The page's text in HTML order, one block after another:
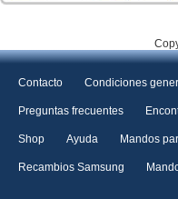
Contacto Condiciones
Preguntas frecuentes
Shop Ayuda Mandos
Recambios Samsung